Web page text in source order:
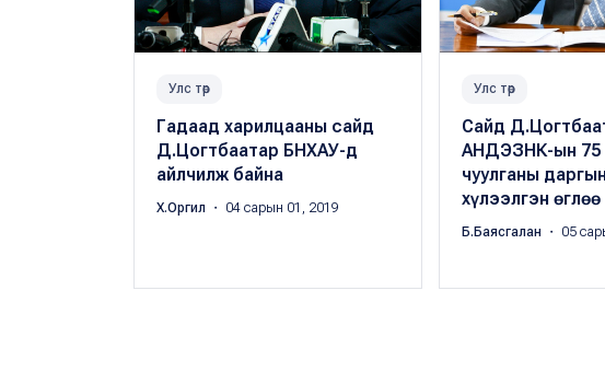
Улс төр
Гадаад харилцааны сайд
Д.Цогтбаатар БНХАУ-д
айлчилж байна
Х.Оргил ・ 04 сарын 01, 2019
Улс төр
Сайд
АНДЭЗНК-ын 75
чуулганы
хүлээлгэн өглөө
Б.Баясгалан ・ 05